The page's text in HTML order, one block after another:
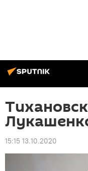
15:15 13.10.2020